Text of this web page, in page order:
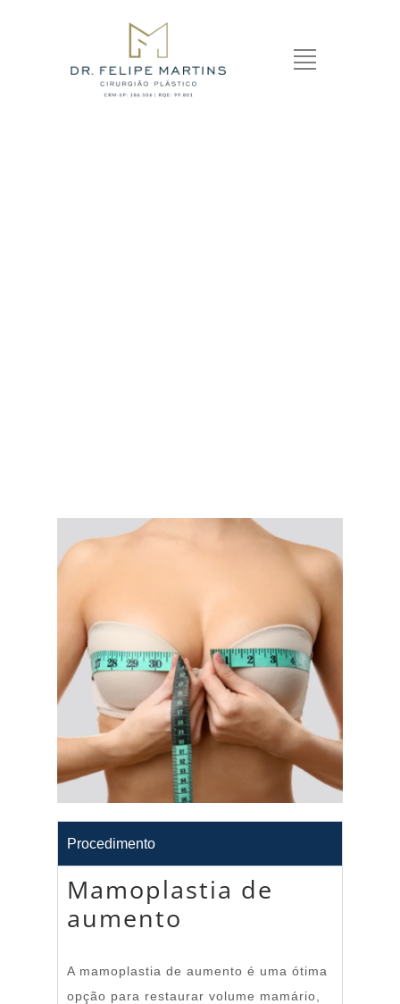
Procedimento
Mamoplastia de
aumento
A mamoplastia de aumento é uma ótima
opção para restaurar volume mamário,